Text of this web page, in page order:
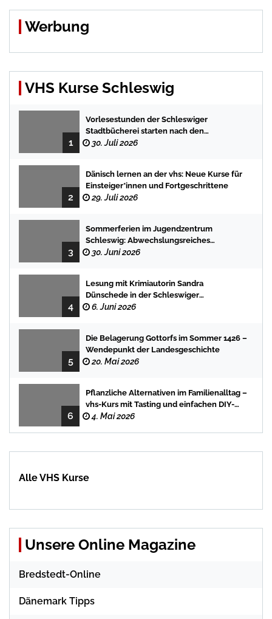
Werbung
VHS Kurse Schleswig
1
Vorlesestunden der Schleswiger
Stadtbücherei starten nach den
Sommerferien mit spannenden
30. Juli 2026
2
Dänisch lernen an der vhs: Neue Kurse für
Einsteiger*innen und Fortgeschrittene
29. Juli 2026
3
Sommerferien im Jugendzentrum
Schleswig: Abwechslungsreiches
Programm für Kinder und Jugendliche
30. Juni 2026
4
Lesung mit Krimiautorin Sandra
Dünschede in der Schleswiger
Stadtbücherei
6. Juni 2026
5
Die Belagerung Gottorfs im Sommer 1426 –
Wendepunkt der Landesgeschichte
20. Mai 2026
6
Pflanzliche Alternativen im Familienalltag –
vhs-Kurs mit Tasting und einfachen DIY-
Rezepten
4. Mai 2026
Alle VHS Kurse
Unsere Online Magazine
Bredstedt-Online
Dänemark Tipps